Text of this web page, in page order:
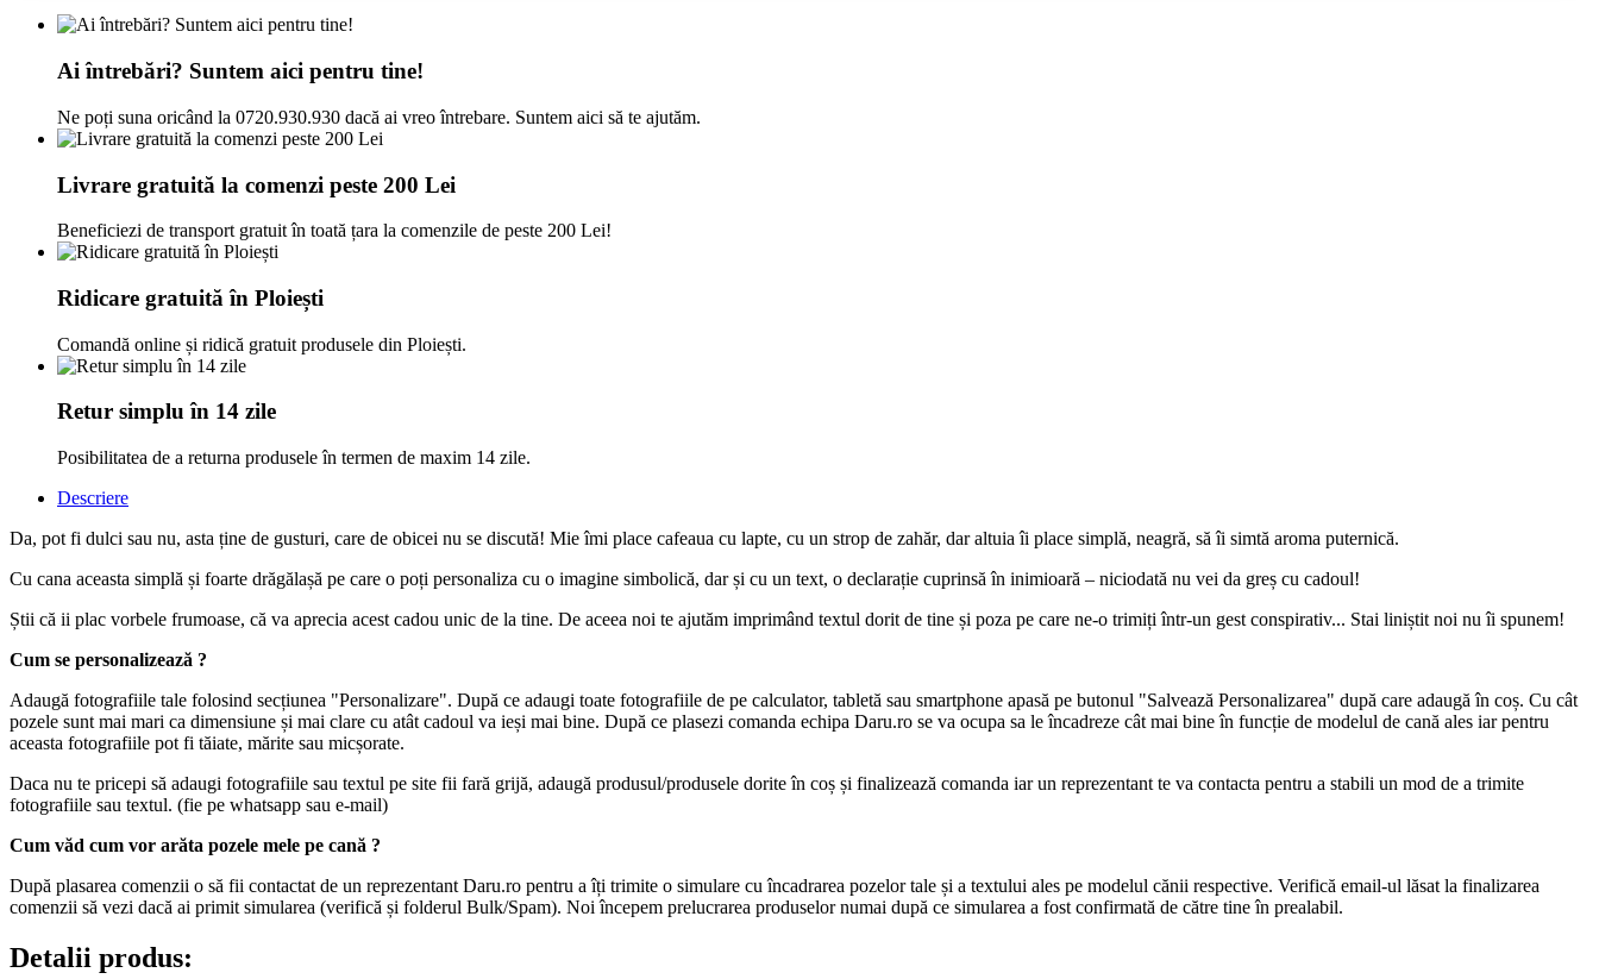
Ai întrebări? Suntem aici pentru tine!
Ne poți suna oricând la 0720.930.930 dacă ai vreo întrebare. Suntem aici să te ajutăm.
Livrare gratuită la comenzi peste 200 Lei
Beneficiezi de transport gratuit în toată țara la comenzile de peste 200 Lei!
Ridicare gratuită în Ploiești
Comandă online și ridică gratuit produsele din Ploiești.
Retur simplu în 14 zile
Posibilitatea de a returna produsele în termen de maxim 14 zile.
Descriere
Da, pot fi dulci sau nu, asta ține de gusturi, care de obicei nu se discută! Mie îmi place cafeaua cu lapte, cu un strop de zahăr, dar altuia îi place simplă, neagră, să îi simtă aroma puternică.
Cu cana aceasta simplă și foarte drăgălașă pe care o poți personaliza cu o imagine simbolică, dar și cu un text, o declarație cuprinsă în inimioară – niciodată nu vei da greș cu cadoul!
Știi că ii plac vorbele frumoase, că va aprecia acest cadou unic de la tine. De aceea noi te ajutăm imprimând textul dorit de tine și poza pe care ne-o trimiți într-un gest conspirativ... Stai liniștit noi nu îi spunem!
Cum se personalizează ?
Adaugă fotografiile tale folosind secțiunea "Personalizare". După ce adaugi toate fotografiile de pe calculator, tabletă sau smartphone apasă pe butonul "Salvează Personalizarea" după care adaugă în coș. Cu cât
pozele sunt mai mari ca dimensiune și mai clare cu atât cadoul va ieși mai bine. După ce plasezi comanda echipa Daru.ro se va ocupa sa le încadreze cât mai bine în funcție de modelul de cană ales iar pentru
aceasta fotografiile pot fi tăiate, mărite sau micșorate.
Daca nu te pricepi să adaugi fotografiile sau textul pe site fii fară grijă, adaugă produsul/produsele dorite în coș și finalizează comanda iar un reprezentant te va contacta pentru a stabili un mod de a trimite
fotografiile sau textul. (fie pe whatsapp sau e-mail)
Cum văd cum vor arăta pozele mele pe cană ?
După plasarea comenzii o să fii contactat de un reprezentant Daru.ro pentru a îți trimite o simulare cu încadrarea pozelor tale și a textului ales pe modelul cănii respective. Verifică email-ul lăsat la finalizarea
comenzii să vezi dacă ai primit simularea (verifică și folderul Bulk/Spam). Noi începem prelucrarea produselor numai după ce simularea a fost confirmată de către tine în prealabil.
Detalii produs: